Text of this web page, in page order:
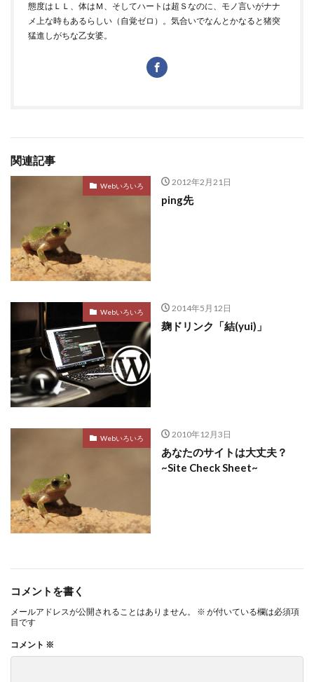
態度はＬＬ、体はＭ、そしてハートは超Ｓなのに、モノ言いがナナ
メ上な時もあるらしい（自覚ゼロ）。気合いでなんとかなると猪突
猛進しがちな乙女婆。
関連記事
Webいろいろ 2012年2月21日
ping先
Webいろいろ 2014年5月12日
麹ドリンク「結(yui)」
Webいろいろ 2010年12月3日
あなたのサイトは大丈夫？
~Site Check Sheet~
コメントを書く
メールアドレスが公開されることはありません。 ※ が付いている欄は必須項
目です
コメント ※